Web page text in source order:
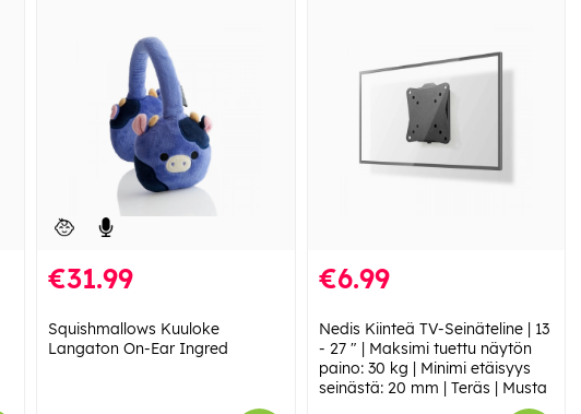
€31.99
Squishmallows Kuuloke
Langaton On-Ear Ingred
€6.99
Nedis Kiinteä TV-Seinäteline | 13
- 27 " | Maksimi tuettu näytön
paino: 30 kg | Minimi etäisyys
seinästä: 20 mm | Teräs | Musta